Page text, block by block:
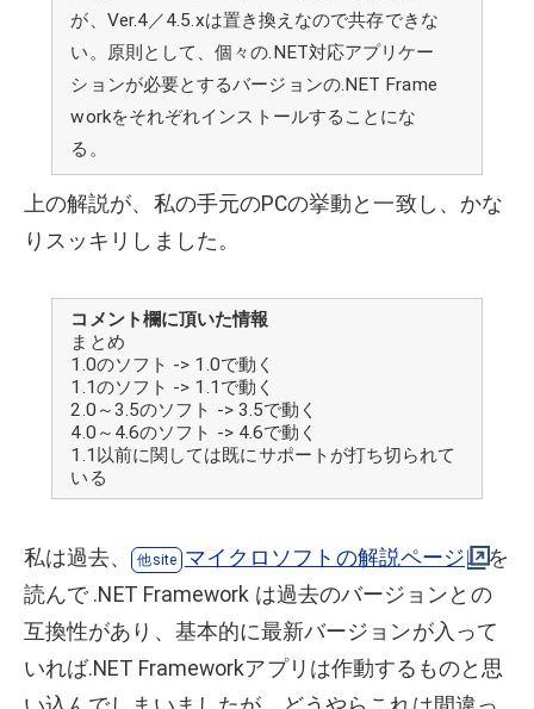
が、Ver.4／4.5.xは置き換えなので共存できな
い。原則として、個々の.NET対応アプリケー
ションが必要とするバージョンの.NET Frame
workをそれぞれインストールすることにな
る。
上の解説が、私の手元のPCの挙動と一致し、かな
りスッキリしました。
コメント欄に頂いた情報
まとめ
1.0のソフト -> 1.0で動く
1.1のソフト -> 1.1で動く
2.0～3.5のソフト -> 3.5で動く
4.0～4.6のソフト -> 4.6で動く
1.1以前に関しては既にサポートが打ち切られて
いる
私は過去、 マイクロソフトの解説ページ
を
読んで .NET Framework は過去のバージョンとの
互換性があり、基本的に最新バージョンが入って
いれば.NET Frameworkアプリは作動するものと思